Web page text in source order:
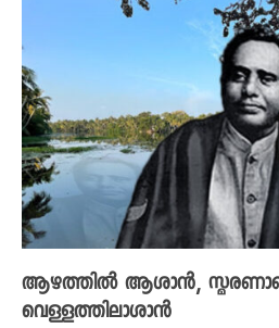
ആഴത്തിൽ ആശാൻ,
വെള്ളത്തിലാശാൻ